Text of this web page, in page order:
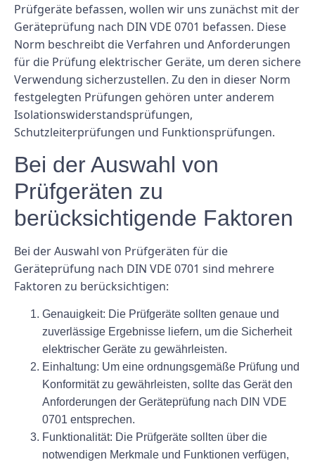
Prüfgeräte befassen, wollen wir uns zunächst mit der
Geräteprüfung nach DIN VDE 0701 befassen. Diese
Norm beschreibt die Verfahren und Anforderungen
für die Prüfung elektrischer Geräte, um deren sichere
Verwendung sicherzustellen. Zu den in dieser Norm
festgelegten Prüfungen gehören unter anderem
Isolationswiderstandsprüfungen,
Schutzleiterprüfungen und Funktionsprüfungen.
Bei der Auswahl von
Prüfgeräten zu
berücksichtigende Faktoren
Bei der Auswahl von Prüfgeräten für die
Geräteprüfung nach DIN VDE 0701 sind mehrere
Faktoren zu berücksichtigen:
Genauigkeit: Die Prüfgeräte sollten genaue und
zuverlässige Ergebnisse liefern, um die Sicherheit
elektrischer Geräte zu gewährleisten.
Einhaltung: Um eine ordnungsgemäße Prüfung und
Konformität zu gewährleisten, sollte das Gerät den
Anforderungen der Geräteprüfung nach DIN VDE
0701 entsprechen.
Funktionalität: Die Prüfgeräte sollten über die
notwendigen Merkmale und Funktionen verfügen,